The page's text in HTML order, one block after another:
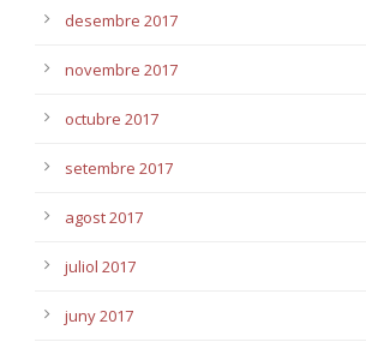
desembre 2017
novembre 2017
octubre 2017
setembre 2017
agost 2017
juliol 2017
juny 2017